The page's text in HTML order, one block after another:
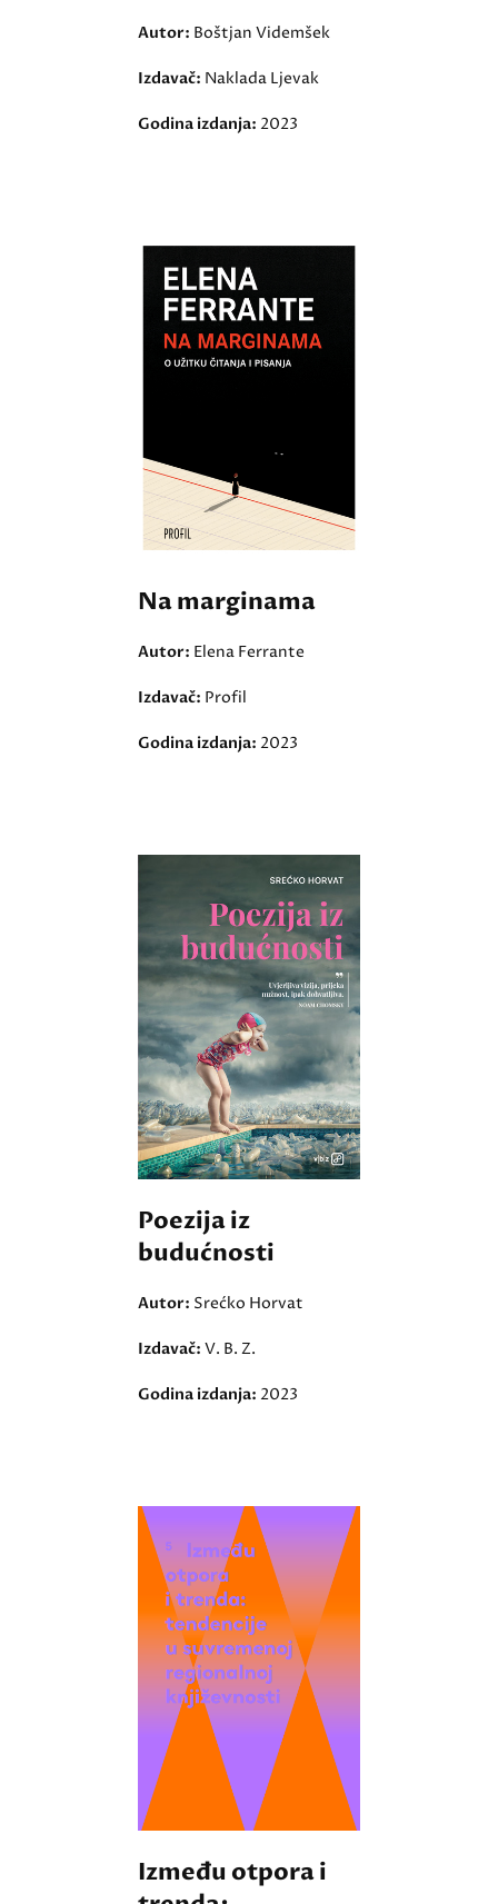
Autor: Boštjan Videmšek
Izdavač: Naklada Ljevak
Godina izdanja: 2023
Na marginama
Autor: Elena Ferrante
Izdavač: Profil
Godina izdanja: 2023
Poezija iz
budućnosti
Autor: Srećko Horvat
Izdavač: V. B. Z.
Godina izdanja: 2023
Između otpora i